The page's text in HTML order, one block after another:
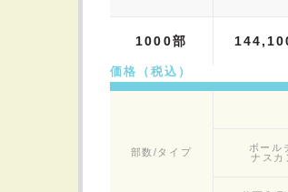
1000部
価格（税込）
部数/タイプ
ボール
ナスカ